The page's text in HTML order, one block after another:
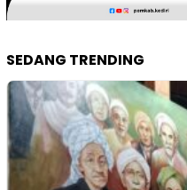
SEDANG TRENDING